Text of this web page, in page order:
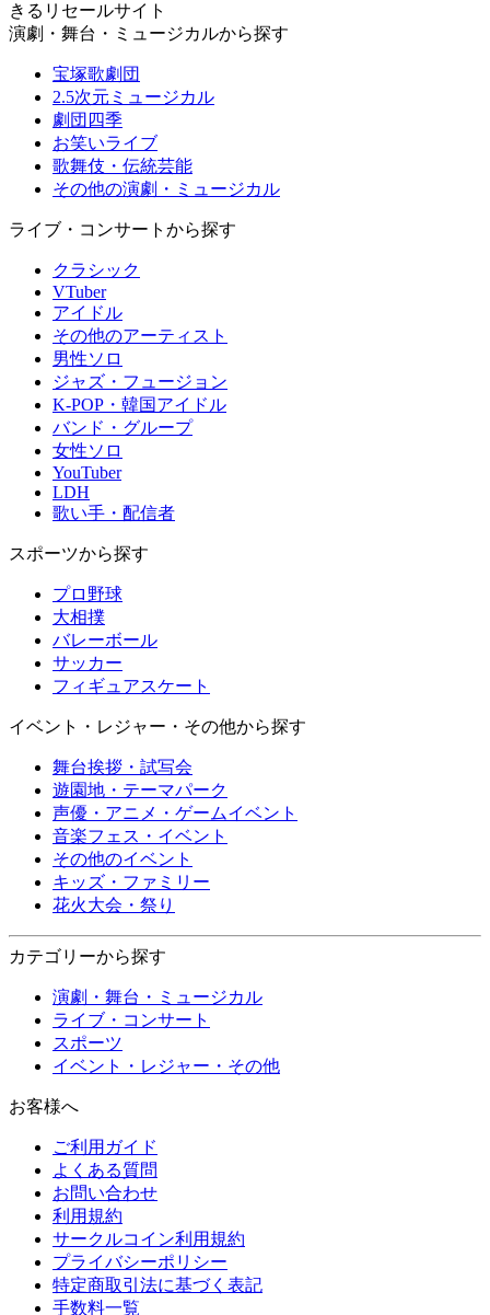
きるリセールサイト
演劇・舞台・ミュージカルから探す
宝塚歌劇団
2.5次元ミュージカル
劇団四季
お笑いライブ
歌舞伎・伝統芸能
その他の演劇・ミュージカル
ライブ・コンサートから探す
クラシック
VTuber
アイドル
その他のアーティスト
男性ソロ
ジャズ・フュージョン
K-POP・韓国アイドル
バンド・グループ
女性ソロ
YouTuber
LDH
歌い手・配信者
スポーツから探す
プロ野球
大相撲
バレーボール
サッカー
フィギュアスケート
イベント・レジャー・その他から探す
舞台挨拶・試写会
遊園地・テーマパーク
声優・アニメ・ゲームイベント
音楽フェス・イベント
その他のイベント
キッズ・ファミリー
花火大会・祭り
カテゴリーから探す
演劇・舞台・ミュージカル
ライブ・コンサート
スポーツ
イベント・レジャー・その他
お客様へ
ご利用ガイド
よくある質問
お問い合わせ
利用規約
サークルコイン利用規約
プライバシーポリシー
特定商取引法に基づく表記
手数料一覧